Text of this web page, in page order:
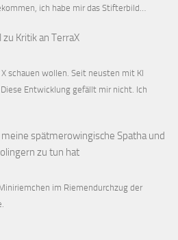
ich habe mir das Stifterbild…
zu Kritik an TerraX
schauen wollen. Seit neusten mit KI
Entwicklung gefällt mir nicht. Ich
meine spätmerowingische Spatha und
zu tun hat
im Riemendurchzug der